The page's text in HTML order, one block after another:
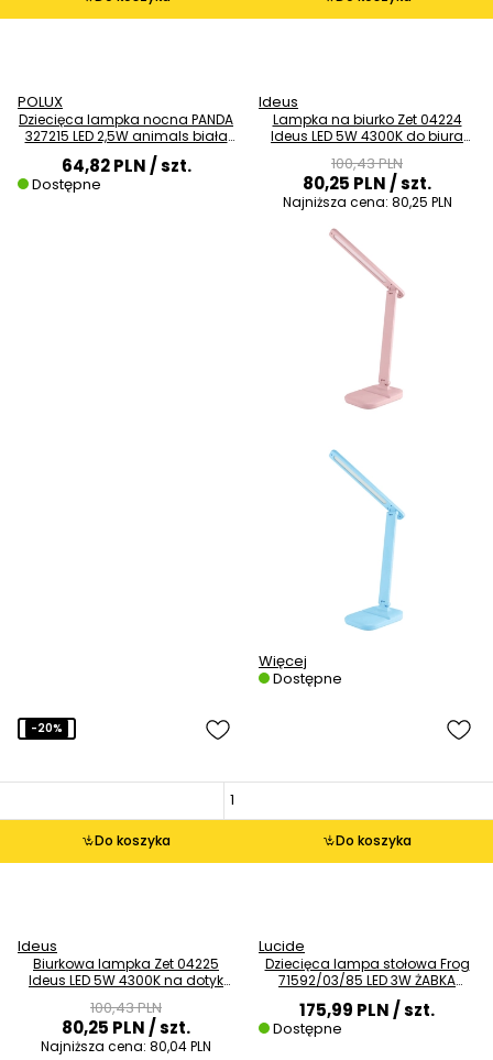
POLUX
Dziecięca lampka nocna PANDA
327215 LED 2,5W animals biała
64,82 PLN / szt.
Dostępne
Ideus
Lampka na biurko Zet 04224
Ideus LED 5W 4300K do biura
100,43 PLN
80,25 PLN / szt.
Najniższa cena: 80,25 PLN
Więcej
Dostępne
Do koszyka
-20%
Ideus
Biurkowa lampka Zet 04225
Ideus LED 5W 4300K na dotyk
100,43 PLN
80,25 PLN / szt.
Najniższa cena: 80,04 PLN
Do koszyka
Lucide
Dziecięca lampa stołowa Frog
71592/03/85 LED 3W ŻABKA
animals zielona
175,99 PLN / szt.
Dostępne